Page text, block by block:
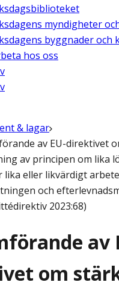
myndigheter
byggnader och
hos oss
& lagar
av EU-direktivet
av principen om lika
lika eller likvärdigt
och
2023:68)
av
om